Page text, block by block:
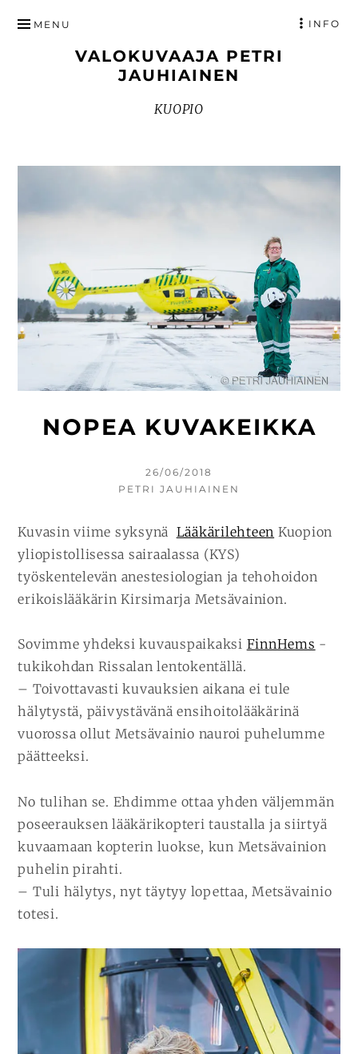
SISÄLTÖÖN
VALOKUVAAJA PETRI
JAUHIAINEN
KUOPIO
MENU INFO
NOPEA KUVAKEIKKA
KIRJOITETTU
26/06/2018
KIRJOITTAJA
PETRI JAUHIAINEN
Kuvasin viime syksynä Lääkärilehteen Kuopion
yliopistollisessa sairaalassa (KYS)
työskentelevän anestesiologian ja tehohoidon
erikoislääkärin Kirsimarja Metsävainion.
Sovimme yhdeksi kuvauspaikaksi FinnHems -
tukikohdan Rissalan lentokentällä.
– Toivottavasti kuvauksien aikana ei tule
hälytystä, päivystävänä ensihoitolääkärinä
vuorossa ollut Metsävainio nauroi puhelumme
päätteeksi.
No tulihan se. Ehdimme ottaa yhden väljemmän
poseerauksen lääkärikopteri taustalla ja siirtyä
kuvaamaan kopterin luokse, kun Metsävainion
puhelin pirahti.
– Tuli hälytys, nyt täytyy lopettaa, Metsävainio
totesi.